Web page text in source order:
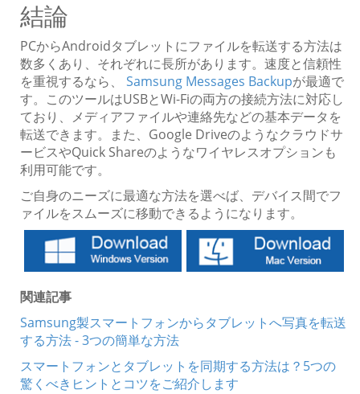
結論
PCからAndroidタブレットにファイルを転送する方法は
数多くあり、それぞれに長所があります。速度と信頼性
を重視するなら、 Samsung Messages Backupが最適で
す。このツールはUSBとWi-Fiの両方の接続方法に対応し
ており、メディアファイルや連絡先などの基本データを
転送できます。また、Google Driveのようなクラウドサ
ービスやQuick Shareのようなワイヤレスオプションも
利用可能です。
ご自身のニーズに最適な方法を選べば、デバイス間でフ
ァイルをスムーズに移動できるようになります。
関連記事
Samsung製スマートフォンからタブレットへ写真を転送
する方法 - 3つの簡単な方法
スマートフォンとタブレットを同期する方法は？5つの
驚くべきヒントとコツをご紹介します